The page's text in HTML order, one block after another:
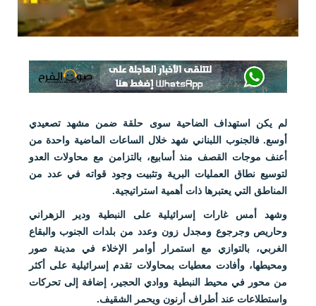
لم يكن استهداف الضاحية سوى حلقة ضمن مشهد تصعيدي
أوسع. فالجنوب اللبناني شهد خلال الساعات الماضية واحدة من
أعنف موجات القصف منذ أسابيع، بالتزامن مع محاولات العدو
لتوسيع نطاق العمليات البرية وتثبيت وجود قواته في عدد من
المناطق التي يعتبرها ذات أهمية استراتيجية.
وشهد أمس غارات إسرائيلية على النبطية ودير الزهراني
وحاريص وجرجوع ومجدل زون وعدد من بلدات الجنوب والبقاع
الغربي، بالتوازي مع استمرار أوامر الإخلاء في مدينة صور
ومحيطها، وأفادت معطيات بمحاولات تقدم إسرائيلية على أكثر
من محور في محيط النبطية ووادي الحجير، إضافة إلى تحركات
واستطلاعات عند أطراف أرنون ويحمر الشقيف.